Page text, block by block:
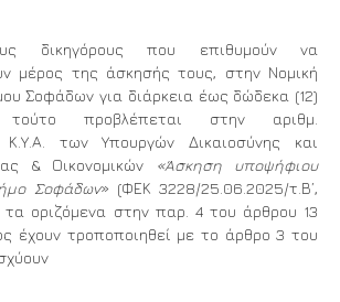
δικηγόρους που επιθυμούν να
μέρος της άσκησής τους, στην Νομική
Σοφάδων για διάρκεια έως δώδεκα (12)
προβλέπεται στην αριθμ.
Κ.Υ.Α. των Υπουργών Δικαιοσύνης και
& Οικονομικών
«Άσκηση υποψήφιου
Σοφάδων» (ΦΕΚ 3228/25.06.2025/τ.Β’,
οριζόμενα στην παρ. 4 του άρθρου 13
έχουν τροποποιηθεί με το άρθρο 3 του